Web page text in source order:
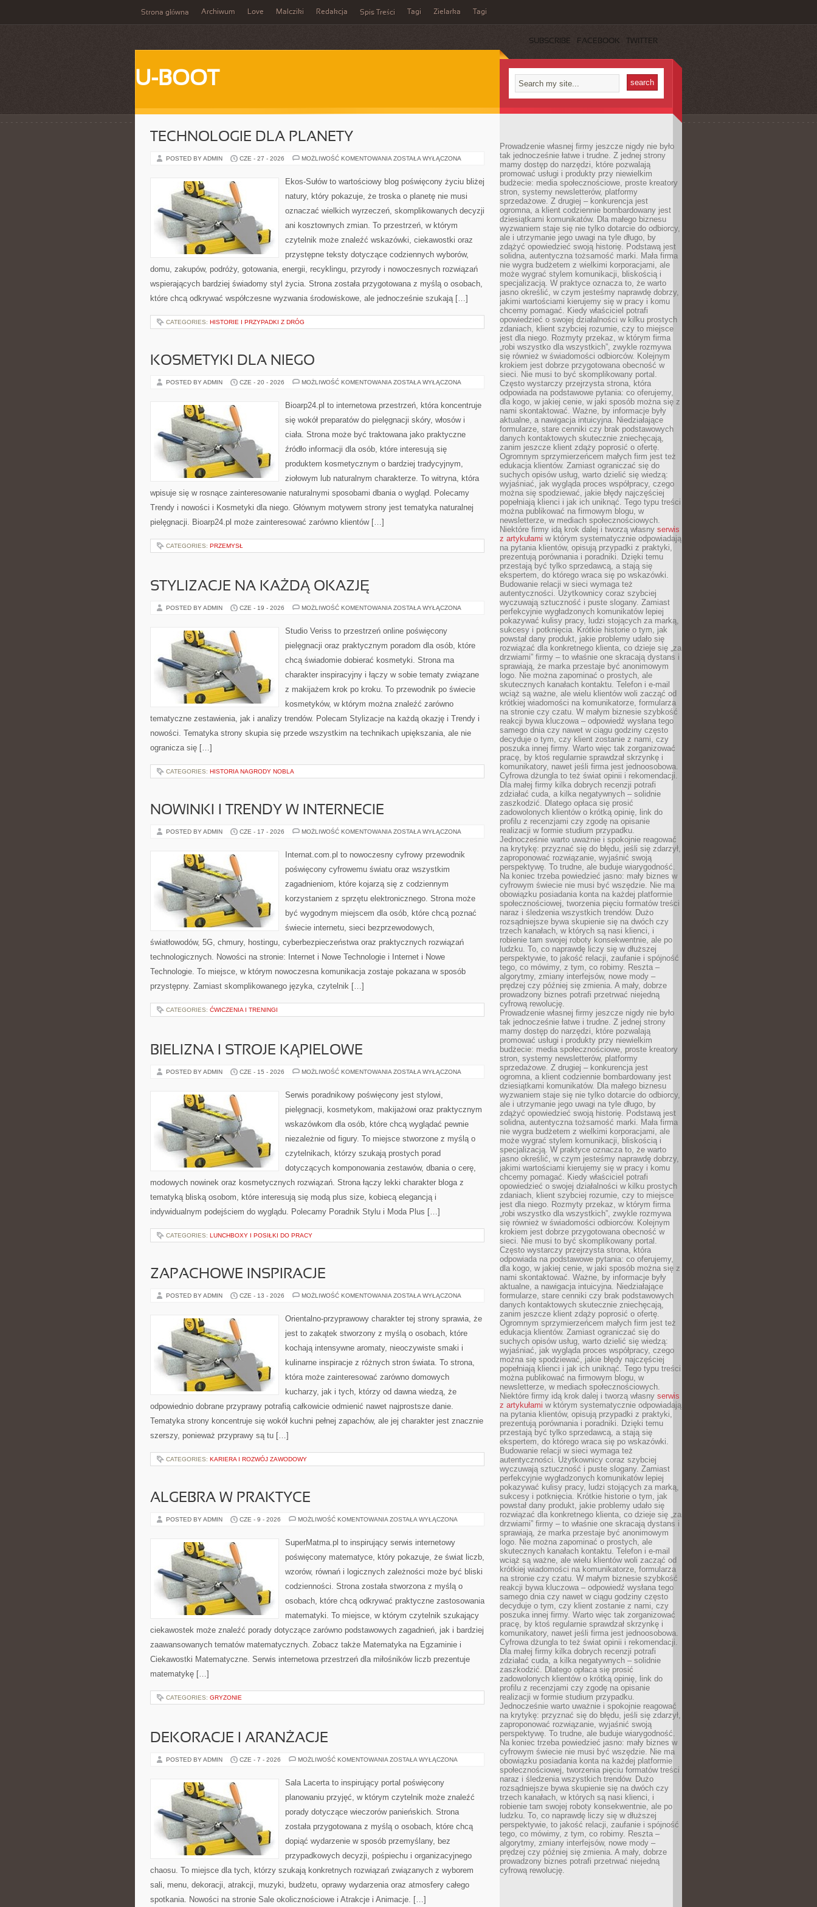
Strona główna Archiwum Love Malcziki Redakcja Spis Treści Tagi Zielarka Tagi
SUBSCRIBE FACEBOOK TWITTER
U-BOOT
TECHNOLOGIE DLA PLANETY
POSTED BY ADMIN CZE - 27 - 2026 MOŻLIWOŚĆ KOMENTOWANIA TECHNOLOGIE
ZOSTAŁA WYŁĄCZONA
Ekos-Sułów to wartościowy blog poświęcony życiu bliżej
natury, który pokazuje, że troska o planetę nie musi
oznaczać wielkich wyrzeczeń, skomplikowanych decyzji
ani kosztownych zmian. To przestrzeń, w którym
czytelnik może znaleźć wskazówki, ciekawostki oraz
przystępne teksty dotyczące codziennych wyborów,
domu, zakupów, podróży, gotowania, energii, recyklingu, przyrody i nowoczesnych rozwiązań
wspierających bardziej świadomy styl życia. Strona została przygotowana z myślą o osobach,
które chcą odkrywać współczesne wyzwania środowiskowe, ale jednocześnie szukają […]
CATEGORIES: HISTORIE I PRZYPADKI Z DRÓG
KOSMETYKI DLA NIEGO
POSTED BY ADMIN CZE - 20 - 2026 MOŻLIWOŚĆ KOMENTOWANIA KOSMETYKI
ZOSTAŁA WYŁĄCZONA
Bioarp24.pl to internetowa przestrzeń, która koncentruje
się wokół preparatów do pielęgnacji skóry, włosów i
ciała. Strona może być traktowana jako praktyczne
źródło informacji dla osób, które interesują się
produktem kosmetycznym o bardziej tradycyjnym,
ziołowym lub naturalnym charakterze. To witryna, która
wpisuje się w rosnące zainteresowanie naturalnymi sposobami dbania o wygląd. Polecamy
Trendy i nowości i Kosmetyki dla niego. Głównym motywem strony jest tematyka naturalnej
pielęgnacji. Bioarp24.pl może zainteresować zarówno klientów […]
CATEGORIES: PRZEMYSŁ
STYLIZACJE NA KAŻDĄ OKAZJĘ
POSTED BY ADMIN CZE - 19 - 2026 MOŻLIWOŚĆ KOMENTOWANIA STYLIZACJE
OKAZJĘ
ZOSTAŁA WYŁĄCZONA
Studio Veriss to przestrzeń online poświęcony
pielęgnacji oraz praktycznym poradom dla osób, które
chcą świadomie dobierać kosmetyki. Strona ma
charakter inspiracyjny i łączy w sobie tematy związane
z makijażem krok po kroku. To przewodnik po świecie
kosmetyków, w którym można znaleźć zarówno
tematyczne zestawienia, jak i analizy trendów. Polecam Stylizacje na każdą okazję i Trendy i
nowości. Tematyka strony skupia się przede wszystkim na technikach upiększania, ale nie
ogranicza się […]
CATEGORIES: HISTORIA NAGRODY NOBLA
NOWINKI I TRENDY W INTERNECIE
POSTED BY ADMIN CZE - 17 - 2026 MOŻLIWOŚĆ KOMENTOWANIA NOWINKI
INTERNECIE
ZOSTAŁA WYŁĄCZONA
Internat.com.pl to nowoczesny cyfrowy przewodnik
poświęcony cyfrowemu światu oraz wszystkim
zagadnieniom, które kojarzą się z codziennym
korzystaniem z sprzętu elektronicznego. Strona może
być wygodnym miejscem dla osób, które chcą poznać
świecie internetu, sieci bezprzewodowych,
światłowodów, 5G, chmury, hostingu, cyberbezpieczeństwa oraz praktycznych rozwiązań
technologicznych. Nowości na stronie: Internet i Nowe Technologie i Internet i Nowe
Technologie. To miejsce, w którym nowoczesna komunikacja zostaje pokazana w sposób
przystępny. Zamiast skomplikowanego języka, czytelnik […]
CATEGORIES: ĆWICZENIA I TRENINGI
BIELIZNA I STROJE KĄPIELOWE
POSTED BY ADMIN CZE - 15 - 2026 MOŻLIWOŚĆ KOMENTOWANIA BIELIZNA
KĄPIELOWE
ZOSTAŁA WYŁĄCZONA
Serwis poradnikowy poświęcony jest stylowi,
pielęgnacji, kosmetykom, makijażowi oraz praktycznym
wskazówkom dla osób, które chcą wyglądać pewnie
niezależnie od figury. To miejsce stworzone z myślą o
czytelnikach, którzy szukają prostych porad
dotyczących komponowania zestawów, dbania o cerę,
modowych nowinek oraz kosmetycznych rozwiązań. Strona łączy lekki charakter bloga z
tematyką bliską osobom, które interesują się modą plus size, kobiecą elegancją i
indywidualnym podejściem do wyglądu. Polecamy Poradnik Stylu i Moda Plus […]
CATEGORIES: LUNCHBOXY I POSIŁKI DO PRACY
ZAPACHOWE INSPIRACJE
POSTED BY ADMIN CZE - 13 - 2026 MOŻLIWOŚĆ KOMENTOWANIA ZAPACHOWE
ZOSTAŁA WYŁĄCZONA
Orientalno-przyprawowy charakter tej strony sprawia, że
jest to zakątek stworzony z myślą o osobach, które
kochają intensywne aromaty, nieoczywiste smaki i
kulinarne inspiracje z różnych stron świata. To strona,
która może zainteresować zarówno domowych
kucharzy, jak i tych, którzy od dawna wiedzą, że
odpowiednio dobrane przyprawy potrafią całkowicie odmienić nawet najprostsze danie.
Tematyka strony koncentruje się wokół kuchni pełnej zapachów, ale jej charakter jest znacznie
szerszy, ponieważ przyprawy są tu […]
CATEGORIES: KARIERA I ROZWÓJ ZAWODOWY
ALGEBRA W PRAKTYCE
POSTED BY ADMIN CZE - 9 - 2026 MOŻLIWOŚĆ KOMENTOWANIA ALGEBRA
ZOSTAŁA WYŁĄCZONA
SuperMatma.pl to inspirujący serwis internetowy
poświęcony matematyce, który pokazuje, że świat liczb,
wzorów, równań i logicznych zależności może być bliski
codzienności. Strona została stworzona z myślą o
osobach, które chcą odkrywać praktyczne zastosowania
matematyki. To miejsce, w którym czytelnik szukający
ciekawostek może znaleźć porady dotyczące zarówno podstawowych zagadnień, jak i bardziej
zaawansowanych tematów matematycznych. Zobacz także Matematyka na Egzaminie i
Ciekawostki Matematyczne. Serwis internetowa przestrzeń dla miłośników liczb prezentuje
matematykę […]
CATEGORIES: GRYZONIE
DEKORACJE I ARANŻACJE
POSTED BY ADMIN CZE - 7 - 2026 MOŻLIWOŚĆ KOMENTOWANIA DEKORACJE
ZOSTAŁA WYŁĄCZONA
Sala Lacerta to inspirujący portal poświęcony
planowaniu przyjęć, w którym czytelnik może znaleźć
porady dotyczące wieczorów panieńskich. Strona
została przygotowana z myślą o osobach, które chcą
dopiąć wydarzenie w sposób przemyślany, bez
przypadkowych decyzji, pośpiechu i organizacyjnego
chaosu. To miejsce dla tych, którzy szukają konkretnych rozwiązań związanych z wyborem
sali, menu, dekoracji, atrakcji, muzyki, budżetu, oprawy wydarzenia oraz atmosfery całego
spotkania. Nowości na stronie Sale okolicznościowe i Atrakcje i Animacje. […]
Prowadzenie własnej firmy jeszcze nigdy nie było
tak jednocześnie łatwe i trudne. Z jednej strony
mamy dostęp do narzędzi, które pozwalają
promować usługi i produkty przy niewielkim
budżecie: media społecznościowe, proste kreatory
stron, systemy newsletterów, platformy
sprzedażowe. Z drugiej – konkurencja jest
ogromna, a klient codziennie bombardowany jest
dziesiątkami komunikatów. Dla małego biznesu
wyzwaniem staje się nie tylko dotarcie do odbiorcy,
ale i utrzymanie jego uwagi na tyle długo, by
zdążyć opowiedzieć swoją historię. Podstawą jest
solidna, autentyczna tożsamość marki. Mała firma
nie wygra budżetem z wielkimi korporacjami, ale
może wygrać stylem komunikacji, bliskością i
specjalizacją. W praktyce oznacza to, że warto
jasno określić, w czym jesteśmy naprawdę dobrzy,
jakimi wartościami kierujemy się w pracy i komu
chcemy pomagać. Kiedy właściciel potrafi
opowiedzieć o swojej działalności w kilku prostych
zdaniach, klient szybciej rozumie, czy to miejsce
jest dla niego. Rozmyty przekaz, w którym firma
„robi wszystko dla wszystkich”, zwykle rozmywa
się również w świadomości odbiorców. Kolejnym
krokiem jest dobrze przygotowana obecność w
sieci. Nie musi to być skomplikowany portal.
Często wystarczy przejrzysta strona, która
odpowiada na podstawowe pytania: co oferujemy,
dla kogo, w jakiej cenie, w jaki sposób można się z
nami skontaktować. Ważne, by informacje były
aktualne, a nawigacja intuicyjna. Niedziałające
formularze, stare cenniki czy brak podstawowych
danych kontaktowych skutecznie zniechęcają,
zanim jeszcze klient zdąży poprosić o ofertę.
Ogromnym sprzymierzeńcem małych firm jest też
edukacja klientów. Zamiast ograniczać się do
suchych opisów usług, warto dzielić się wiedzą:
wyjaśniać, jak wygląda proces współpracy, czego
można się spodziewać, jakie błędy najczęściej
popełniają klienci i jak ich uniknąć. Tego typu treści
można publikować na firmowym blogu, w
newsletterze, w mediach społecznościowych.
Niektóre firmy idą krok dalej i tworzą własny serwis
z artykułami w którym systematycznie odpowiadają
na pytania klientów, opisują przypadki z praktyki,
prezentują porównania i poradniki. Dzięki temu
przestają być tylko sprzedawcą, a stają się
ekspertem, do którego wraca się po wskazówki.
Budowanie relacji w sieci wymaga też
autentyczności. Użytkownicy coraz szybciej
wyczuwają sztuczność i puste slogany. Zamiast
perfekcyjnie wygładzonych komunikatów lepiej
pokazywać kulisy pracy, ludzi stojących za marką,
sukcesy i potknięcia. Krótkie historie o tym, jak
powstał dany produkt, jakie problemy udało się
rozwiązać dla konkretnego klienta, co dzieje się „za
drzwiami” firmy – to właśnie one skracają dystans i
sprawiają, że marka przestaje być anonimowym
logo. Nie można zapominać o prostych, ale
skutecznych kanałach kontaktu. Telefon i e-mail
wciąż są ważne, ale wielu klientów woli zacząć od
krótkiej wiadomości na komunikatorze, formularza
na stronie czy czatu. W małym biznesie szybkość
reakcji bywa kluczowa – odpowiedź wysłana tego
samego dnia czy nawet w ciągu godziny często
decyduje o tym, czy klient zostanie z nami, czy
poszuka innej firmy. Warto więc tak zorganizować
pracę, by ktoś regularnie sprawdzał skrzynkę i
komunikatory, nawet jeśli firma jest jednoosobowa.
Cyfrowa dżungla to też świat opinii i rekomendacji.
Dla małej firmy kilka dobrych recenzji potrafi
zdziałać cuda, a kilka negatywnych – solidnie
zaszkodzić. Dlatego opłaca się prosić
zadowolonych klientów o krótką opinię, link do
profilu z recenzjami czy zgodę na opisanie
realizacji w formie studium przypadku.
Jednocześnie warto uważnie i spokojnie reagować
na krytykę: przyznać się do błędu, jeśli się zdarzył,
zaproponować rozwiązanie, wyjaśnić swoją
perspektywę. To trudne, ale buduje wiarygodność.
Na koniec trzeba powiedzieć jasno: mały biznes w
cyfrowym świecie nie musi być wszędzie. Nie ma
obowiązku posiadania konta na każdej platformie
społecznościowej, tworzenia pięciu formatów treści
naraz i śledzenia wszystkich trendów. Dużo
rozsądniejsze bywa skupienie się na dwóch czy
trzech kanałach, w których są nasi klienci, i
robienie tam swojej roboty konsekwentnie, ale po
ludzku. To, co naprawdę liczy się w dłuższej
perspektywie, to jakość relacji, zaufanie i spójność
tego, co mówimy, z tym, co robimy. Reszta –
algorytmy, zmiany interfejsów, nowe mody –
prędzej czy później się zmienia. A mały, dobrze
prowadzony biznes potrafi przetrwać niejedną
cyfrową rewolucję.
Prowadzenie własnej firmy jeszcze nigdy nie było
tak jednocześnie łatwe i trudne. Z jednej strony
mamy dostęp do narzędzi, które pozwalają
promować usługi i produkty przy niewielkim
budżecie: media społecznościowe, proste kreatory
stron, systemy newsletterów, platformy
sprzedażowe. Z drugiej – konkurencja jest
ogromna, a klient codziennie bombardowany jest
dziesiątkami komunikatów. Dla małego biznesu
wyzwaniem staje się nie tylko dotarcie do odbiorcy,
ale i utrzymanie jego uwagi na tyle długo, by
zdążyć opowiedzieć swoją historię. Podstawą jest
solidna, autentyczna tożsamość marki. Mała firma
nie wygra budżetem z wielkimi korporacjami, ale
może wygrać stylem komunikacji, bliskością i
specjalizacją. W praktyce oznacza to, że warto
jasno określić, w czym jesteśmy naprawdę dobrzy,
jakimi wartościami kierujemy się w pracy i komu
chcemy pomagać. Kiedy właściciel potrafi
opowiedzieć o swojej działalności w kilku prostych
zdaniach, klient szybciej rozumie, czy to miejsce
jest dla niego. Rozmyty przekaz, w którym firma
„robi wszystko dla wszystkich”, zwykle rozmywa
się również w świadomości odbiorców. Kolejnym
krokiem jest dobrze przygotowana obecność w
sieci. Nie musi to być skomplikowany portal.
Często wystarczy przejrzysta strona, która
odpowiada na podstawowe pytania: co oferujemy,
dla kogo, w jakiej cenie, w jaki sposób można się z
nami skontaktować. Ważne, by informacje były
aktualne, a nawigacja intuicyjna. Niedziałające
formularze, stare cenniki czy brak podstawowych
danych kontaktowych skutecznie zniechęcają,
zanim jeszcze klient zdąży poprosić o ofertę.
Ogromnym sprzymierzeńcem małych firm jest też
edukacja klientów. Zamiast ograniczać się do
suchych opisów usług, warto dzielić się wiedzą:
wyjaśniać, jak wygląda proces współpracy, czego
można się spodziewać, jakie błędy najczęściej
popełniają klienci i jak ich uniknąć. Tego typu treści
można publikować na firmowym blogu, w
newsletterze, w mediach społecznościowych.
Niektóre firmy idą krok dalej i tworzą własny serwis
z artykułami w którym systematycznie odpowiadają
na pytania klientów, opisują przypadki z praktyki,
prezentują porównania i poradniki. Dzięki temu
przestają być tylko sprzedawcą, a stają się
ekspertem, do którego wraca się po wskazówki.
Budowanie relacji w sieci wymaga też
autentyczności. Użytkownicy coraz szybciej
wyczuwają sztuczność i puste slogany. Zamiast
perfekcyjnie wygładzonych komunikatów lepiej
pokazywać kulisy pracy, ludzi stojących za marką,
sukcesy i potknięcia. Krótkie historie o tym, jak
powstał dany produkt, jakie problemy udało się
rozwiązać dla konkretnego klienta, co dzieje się „za
drzwiami” firmy – to właśnie one skracają dystans i
sprawiają, że marka przestaje być anonimowym
logo. Nie można zapominać o prostych, ale
skutecznych kanałach kontaktu. Telefon i e-mail
wciąż są ważne, ale wielu klientów woli zacząć od
krótkiej wiadomości na komunikatorze, formularza
na stronie czy czatu. W małym biznesie szybkość
reakcji bywa kluczowa – odpowiedź wysłana tego
samego dnia czy nawet w ciągu godziny często
decyduje o tym, czy klient zostanie z nami, czy
poszuka innej firmy. Warto więc tak zorganizować
pracę, by ktoś regularnie sprawdzał skrzynkę i
komunikatory, nawet jeśli firma jest jednoosobowa.
Cyfrowa dżungla to też świat opinii i rekomendacji.
Dla małej firmy kilka dobrych recenzji potrafi
zdziałać cuda, a kilka negatywnych – solidnie
zaszkodzić. Dlatego opłaca się prosić
zadowolonych klientów o krótką opinię, link do
profilu z recenzjami czy zgodę na opisanie
realizacji w formie studium przypadku.
Jednocześnie warto uważnie i spokojnie reagować
na krytykę: przyznać się do błędu, jeśli się zdarzył,
zaproponować rozwiązanie, wyjaśnić swoją
perspektywę. To trudne, ale buduje wiarygodność.
Na koniec trzeba powiedzieć jasno: mały biznes w
cyfrowym świecie nie musi być wszędzie. Nie ma
obowiązku posiadania konta na każdej platformie
społecznościowej, tworzenia pięciu formatów treści
naraz i śledzenia wszystkich trendów. Dużo
rozsądniejsze bywa skupienie się na dwóch czy
trzech kanałach, w których są nasi klienci, i
robienie tam swojej roboty konsekwentnie, ale po
ludzku. To, co naprawdę liczy się w dłuższej
perspektywie, to jakość relacji, zaufanie i spójność
tego, co mówimy, z tym, co robimy. Reszta –
algorytmy, zmiany interfejsów, nowe mody –
prędzej czy później się zmienia. A mały, dobrze
prowadzony biznes potrafi przetrwać niejedną
cyfrową rewolucję.